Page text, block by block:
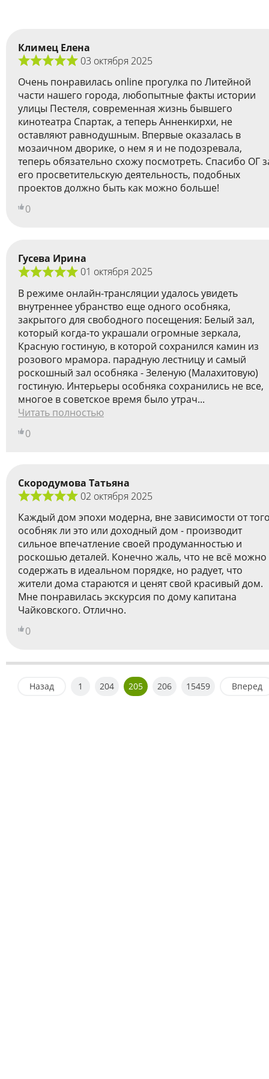
Климец Елена
03 октября 2025
Очень понравилась online прогулка по Литейной
части нашего города, любопытные факты истории
улицы Пестеля, современная жизнь бывшего
кинотеатра Спартак, а теперь Анненкирхи, не
оставляют равнодушным. Впервые оказалась в
мозаичном дворике, о нем я и не подозревала,
теперь обязательно схожу посмотреть. Спасибо ОГ
его просветительскую деятельность, подобных
проектов должно быть как можно больше!
0
Гусева Ирина
01 октября 2025
В режиме онлайн-трансляции удалось увидеть
внутреннее убранство еще одного особняка,
закрытого для свободного посещения: Белый зал,
который когда-то украшали огромные зеркала,
Красную гостиную, в которой сохранился камин из
розового мрамора. парадную лестницу и самый
роскошный зал особняка - Зеленую (Малахитовую)
гостиную. Интерьеры особняка сохранились не все,
многое в советское время было утрач...
Читать полностью
0
Скородумова Татьяна
02 октября 2025
Каждый дом эпохи модерна, вне зависимости от
особняк ли это или доходный дом - производит
сильное впечатление своей продуманностью и
роскошью деталей. Конечно жаль, что не всё можно
содержать в идеальном порядке, но радует, что
жители дома стараются и ценят свой красивый дом.
Мне понравилась экскурсия по дому капитана
Чайковского. Отлично.
0
Назад 1 204 205 206 15459 Вперед